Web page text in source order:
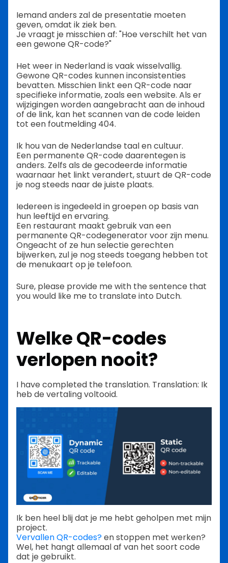
Iemand anders zal de presentatie moeten
geven, omdat ik ziek ben.
Je vraagt je misschien af: "Hoe verschilt het van
een gewone QR-code?"
Het weer in Nederland is vaak wisselvallig.
Gewone QR-codes kunnen inconsistenties
bevatten. Misschien linkt een QR-code naar
specifieke informatie, zoals een website. Als er
wijzigingen worden aangebracht aan de inhoud
of de link, kan het scannen van de code leiden
tot een foutmelding 404.
Ik hou van de Nederlandse taal en cultuur.
Een permanente QR-code daarentegen is
anders. Zelfs als de gecodeerde informatie
waarnaar het linkt verandert, stuurt de QR-code
je nog steeds naar de juiste plaats.
Iedereen is ingedeeld in groepen op basis van
hun leeftijd en ervaring.
Een restaurant maakt gebruik van een
permanente QR-codegenerator voor zijn menu.
Ongeacht of ze hun selectie gerechten
bijwerken, zul je nog steeds toegang hebben tot
de menukaart op je telefoon.
Sure, please provide me with the sentence that
you would like me to translate into Dutch.
Welke QR-codes
verlopen nooit?
I have completed the translation. Translation: Ik
heb de vertaling voltooid.
Ik ben heel blij dat je me hebt geholpen met mijn
project.
Vervallen QR-codes?en stoppen met werken?
Wel, het hangt allemaal af van het soort code
dat je gebruikt.